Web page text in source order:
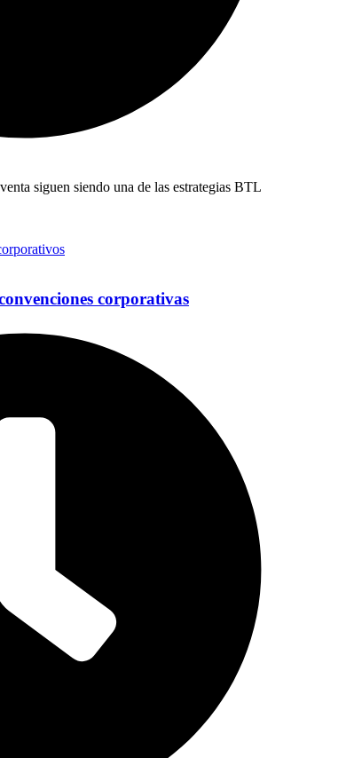
siguen siendo una de las estrategias BTL
corporativas